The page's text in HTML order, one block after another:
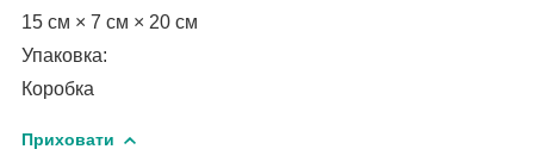
15 см × 7 см × 20 см
Упаковка:
Коробка
Приховати